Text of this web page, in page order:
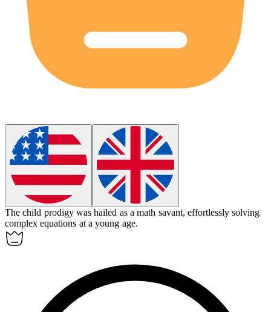
The child prodigy was hailed as a math savant, effortlessly solving
complex equations at a young age.